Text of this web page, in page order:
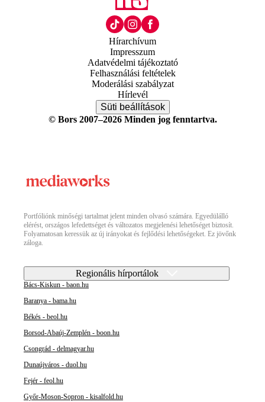
Hírarchívum
Impresszum
Adatvédelmi tájékoztató
Felhasználási feltételek
Moderálási szabályzat
Hírlevél
Süti beállítások
© Bors 2007–2026 Minden jog fenntartva.
Portfóliónk minőségi tartalmat jelent minden olvasó számára. Egyedülálló
elérést, országos lefedettséget és változatos megjelenési lehetőséget biztosít.
Folyamatosan keressük az új irányokat és fejlődési lehetőségeket. Ez jövőnk
záloga.
Regionális hírportálok
Bács-Kiskun - baon.hu
Baranya - bama.hu
Békés - beol.hu
Borsod-Abaúj-Zemplén - boon.hu
Csongrád - delmagyar.hu
Dunaújváros - duol.hu
Fejér - feol.hu
Győr-Moson-Sopron - kisalfold.hu